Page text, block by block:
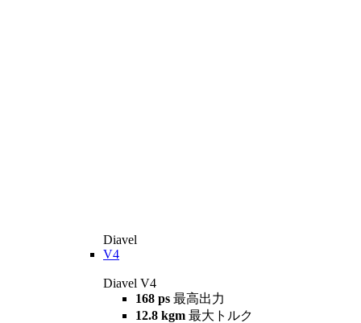
Diavel
V4
Diavel V4
168 ps 最高出力
12.8 kgm 最大トルク